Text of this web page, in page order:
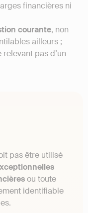
financières ni
courante, non
ailleurs ;
relevant pas d’un
pas être utilisé
ou toute
identifiable